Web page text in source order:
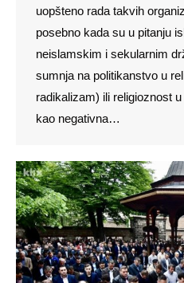
uopšteno rada takvih
posebno kada su u pitanju
neislamskim i sekularnim
sumnja na politikanstvo u
radikalizam) ili religioznost
kao negativna…